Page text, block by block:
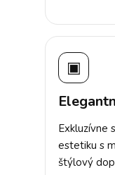
▣
Exkluzívne
estetiku s
štýlový